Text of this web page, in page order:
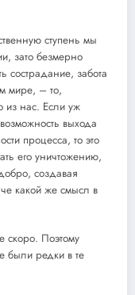
ступень мы
зато безмерно
сострадание, забота
мире, – то,
из нас. Если уж
выхода
процесса, то это
его уничтожению,
создавая
какой же смысл в
скоро. Поэтому
были редки в те